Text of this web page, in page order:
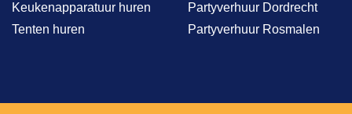
Keukenapparatuur huren
Tenten huren
Partyverhuur Dordrecht
Partyverhuur Rosmalen